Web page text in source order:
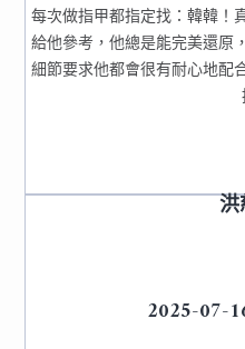
每次做指甲都指定找：韓韓！
給他參考，他總是能完美還原
細節要求他都會很有耐心地配
2025-07-